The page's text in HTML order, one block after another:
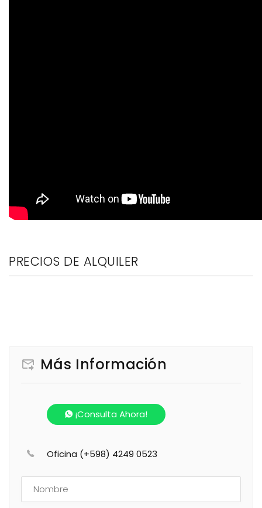
PRECIOS DE ALQUILER
Más Información
¡Consulta Ahora!
Oficina (+598) 4249 0523